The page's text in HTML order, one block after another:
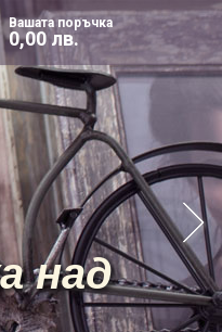
Вашата поръчка
0,00 лв.
над